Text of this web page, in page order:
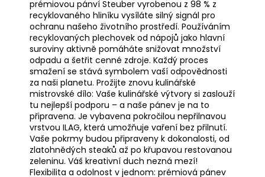
prémiovou pánví Steuber vyrobenou z 98 % z
recyklovaného hliníku vysíláte silný signál pro
ochranu našeho životního prostředí. Používáním
recyklovaných plechovek od nápojů jako hlavní
suroviny aktivně pomáháte snižovat množství
odpadu a šetřit cenné zdroje. Každý proces
smažení se stává symbolem vaší odpovědnosti
za naši planetu. Prožijte znovu kulinářské
mistrovské dílo: Vaše kulinářské výtvory si zaslouží
tu nejlepší podporu – a naše pánev je na to
připravena. Je vybavena pokročilou nepřilnavou
vrstvou ILAG, která umožňuje vaření bez přilnutí.
Vaše pokrmy budou připraveny k dokonalosti, od
zlatohnědých steaků až po křupavou restovanou
zeleninu. Váš kreativní duch nezná mezí!
Flexibilita a odolnost v jednom: prémiová pánev